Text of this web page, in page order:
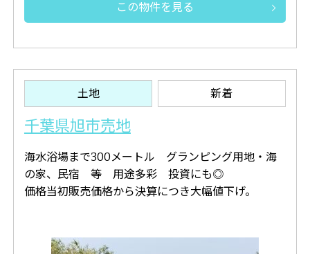
この物件を見る
土地 新着
千葉県旭市売地
海水浴場まで300メートル グランピング用地・海
の家、民宿 等 用途多彩 投資にも◎
価格当初販売価格から決算につき大幅値下げ。